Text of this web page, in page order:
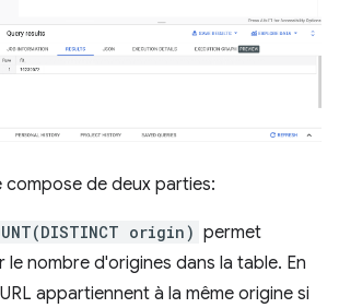
de deux parties:
origin) permet
nombre d'origines dans la table. En
appartiennent à la même origine si